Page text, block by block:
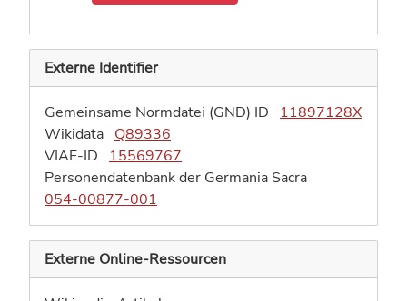
Externe Identifier
Gemeinsame Normdatei (GND) ID
11897128X
Wikidata Q89336
VIAF-ID
15569767
Personendatenbank der Germania Sacra
054-00877-001
Externe Online-Ressourcen